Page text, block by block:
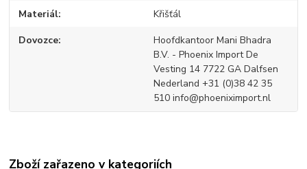
Materiál Křišťál
Dovozce
Hoofdkantoor Mani Bhadra
B.V. - Phoenix Import De
Vesting 14 7722 GA Dalfsen
Nederland +31 (0)38 42 35
510 info@phoeniximport.nl
Zboží zařazeno v kategoriích